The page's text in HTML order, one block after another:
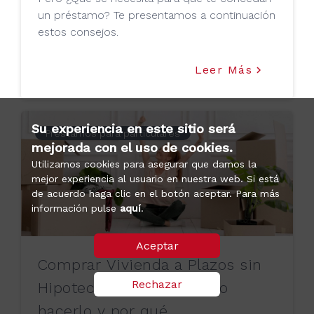
un préstamo? Te presentamos a continuación
estos consejos.
Leer Más keyboard_arrow_right
Préstamos para particulares
Comprar Vivienda a Plazos sin
Hipoteca: Descubre cómo
Su experiencia en este sitio será
mejorada con el uso de cookies.
Utilizamos cookies para asegurar que damos la
mejor experiencia al usuario en nuestra web. Si está
de acuerdo haga clic en el botón aceptar. Para más
información pulseaquí.
Aceptar
Rechazar